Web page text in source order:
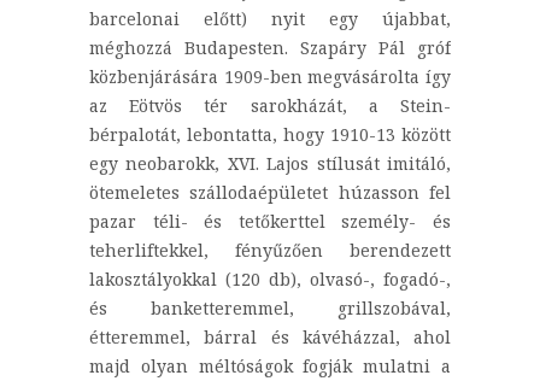
barcelonai előtt) nyit egy újabbat,
méghozzá Budapesten. Szapáry Pál gróf
közbenjárására 1909-ben megvásárolta így
az Eötvös tér sarokházát, a Stein-
bérpalotát, lebontatta, hogy 1910-13 között
egy neobarokk, XVI. Lajos stílusát imitáló,
ötemeletes szállodaépületet húzasson fel
pazar téli- és tetőkerttel személy- és
teherliftekkel, fényűzően berendezett
lakosztályokkal (120 db), olvasó-, fogadó-,
és banketteremmel, grillszobával,
étteremmel, bárral és kávéházzal, ahol
majd olyan méltóságok fogják mulatni a